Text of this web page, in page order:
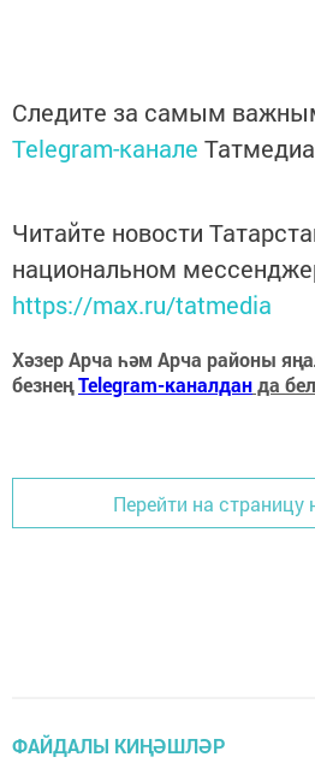
Следите за самым
Telegram-канале Татмедиа
Читайте новости
национальном
https://max.ru/tatmedia
Хәзер Арча һәм Арча районы
безнеңTelegram-каналданда
Перейти на страницу
ФАЙДАЛЫ КИҢӘШЛӘР